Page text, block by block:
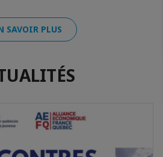
SAVOIR PLUS